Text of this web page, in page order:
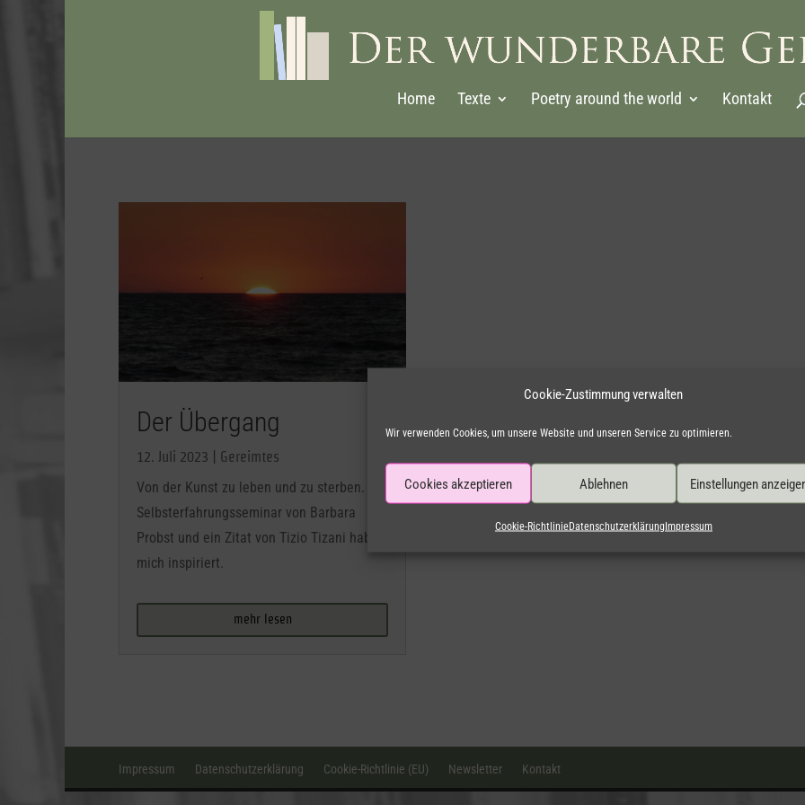
Cookie-Zustimmung verwalten
Wir verwenden Cookies, um unsere Website und unseren Service zu optimieren.
Cookies akzeptieren Ablehnen Einstellungen
Cookie-RichtlinieDatenschutzerklärungImpressum
Home Texte Poetry around the world Kontakt
Der Übergang
12. Juli 2023 Gereimtes
Von der Kunst zu leben und zu sterben. Ein
Selbsterfahrungsseminar von Barbara
Probst und ein Zitat von Tizio Tizani haben
mich inspiriert.
mehr lesen
Impressum Datenschutzerklärung Cookie-Richtlinie (EU) Newsletter Kontakt